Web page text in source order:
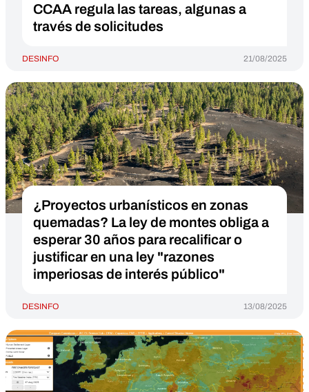
CCAA regula las tareas, algunas a
través de solicitudes
DESINFO 21/08/2025
¿Proyectos urbanísticos en zonas
quemadas? La ley de montes obliga a
esperar 30 años para recalificar o
justificar en una ley "razones
imperiosas de interés público"
DESINFO 13/08/2025